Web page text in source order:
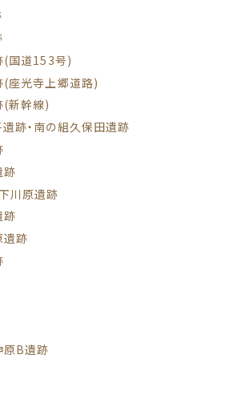
(国道153号)
(座光寺上郷道路)
(新幹線)
跡・南の組久保田遺跡
跡
川原遺跡
跡
遺跡
原B遺跡